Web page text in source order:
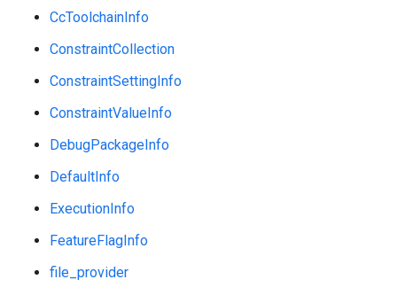
CcToolchainInfo
ConstraintCollection
ConstraintSettingInfo
ConstraintValueInfo
DebugPackageInfo
DefaultInfo
ExecutionInfo
FeatureFlagInfo
file_provider